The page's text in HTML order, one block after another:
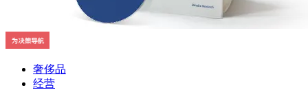
奢侈品
经营